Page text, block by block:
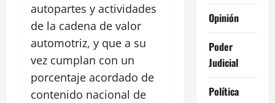
autopartes y actividades
de la cadena de valor
automotriz, y que a su
vez cumplan con un
porcentaje acordado de
contenido nacional de
Opinión
Poder
Judicial
Política